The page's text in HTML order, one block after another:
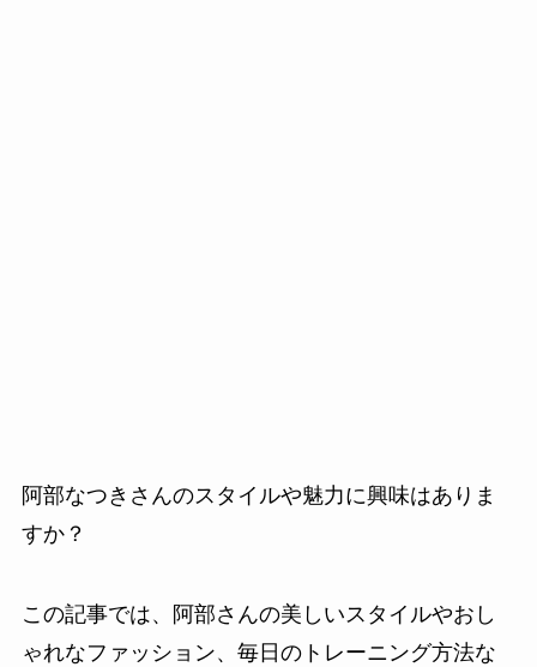
阿部なつきさんのスタイルや魅力に興味はありま
すか？
この記事では、阿部さんの美しいスタイルやおし
ゃれなファッション、毎日のトレーニング方法な